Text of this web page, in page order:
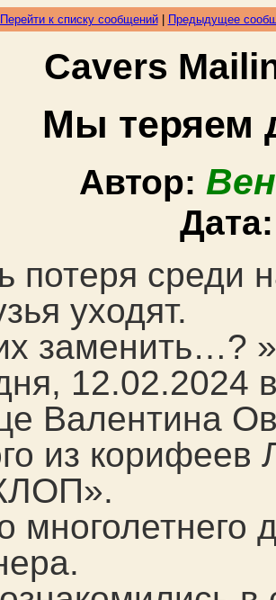
Перейти к списку сообщений| Предыдущее
Cavers
Мы теряем
Автор:
потеря среди
уходят.
заменить…? »
12.02.2024
Валентина
из корифеев
многолетнего